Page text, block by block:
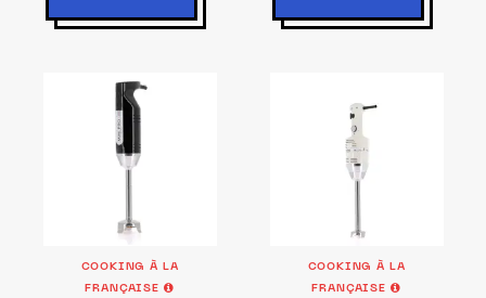
COOKING À LA
FRANÇAISE
COOKING À LA
FRANÇAISE